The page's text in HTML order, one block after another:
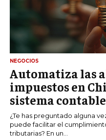
NEGOCIOS
Automatiza las
impuestos en
sistema
¿Te has preguntado alguna
puede facilitar el
tributarias? En un...